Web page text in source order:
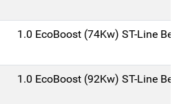
1.0 EcoBoost (74Kw) ST-Line
1.0 EcoBoost (92Kw) ST-Line